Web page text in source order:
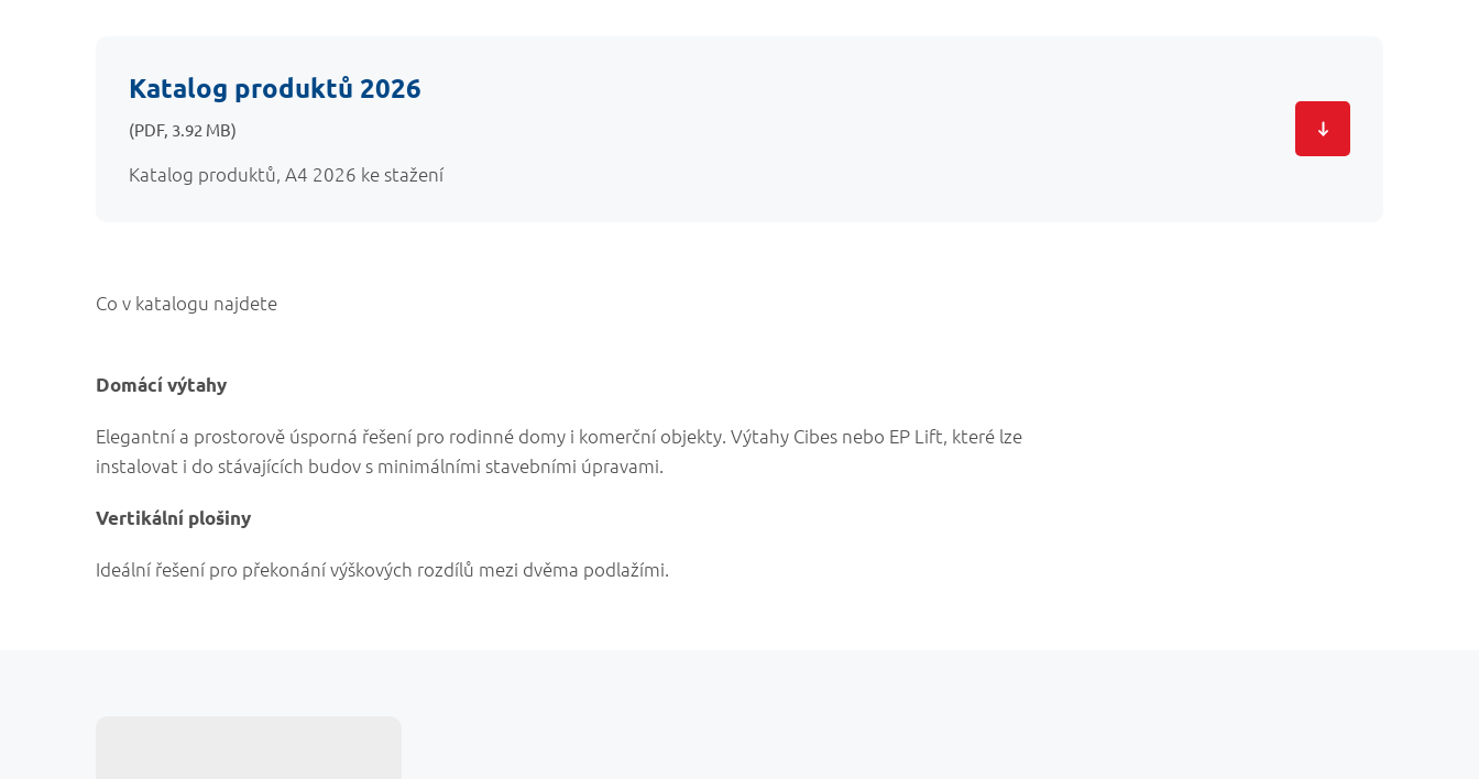
Katalog produktů 2026
(PDF, 3.92 MB)
Katalog produktů, A4 2026 ke stažení
Co v katalogu najdete
Domácí výtahy
Elegantní a prostorově úsporná řešení pro rodinné domy i komerční objekty. Výtahy Cibes nebo EP Lift, které lze
instalovat i do stávajících budov s minimálními stavebními úpravami.
Vertikální plošiny
Ideální řešení pro překonání výškových rozdílů mezi dvěma podlažími.